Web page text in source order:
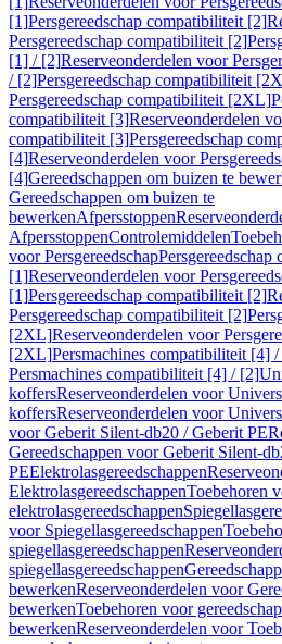
[1]Persgereedschap compatibiliteit [2]
Persgereedschap compatibiliteit [2]
[1] / [2]Reserveonderdelen voor
/ [2]Persgereedschap compatibiliteit
Persgereedschap compatibiliteit [2XL]
compatibiliteit [3]Reserveonderdelen
compatibiliteit [3]Persgereedschap
[4]Reserveonderdelen voor
[4]Gereedschappen om buizen te
Gereedschappen om buizen te
bewerkenAfpersstoppen
AfpersstoppenControlemiddelen
voor Persgereedschap
[1]Reserveonderdelen voor
[1]Persgereedschap compatibiliteit [2]
Persgereedschap compatibiliteit [2]
[2XL]Reserveonderdelen voor
[2XL]Persmachines compatibiliteit [4]
Persmachines compatibiliteit [4] / [2]
koffersReserveonderdelen voor
koffersReserveonderdelen voor
voor Geberit Silent-db20 / Geberit PE
Gereedschappen voor Geberit Silent-
PEElektrolasgereedschappen
ElektrolasgereedschappenToebehoren
elektrolasgereedschappen
voor Spiegellasgereedschappen
spiegellasgereedschappen
spiegellasgereedschappen
bewerkenReserveonderdelen voor
bewerkenToebehoren voor
bewerkenReserveonderdelen voor